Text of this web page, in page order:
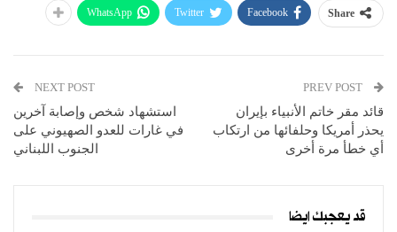
Share
Facebook
Twitter
WhatsApp
قائد مقر خاتم الأنبياء بإيران
يحذر أمريكا وحلفائها من ارتكاب
أي خطأ مرة أخرى
NEXT POST
استشهاد شخص وإصابة آخرين
في غارات للعدو الصهيوني على
الجنوب اللبناني
قد يعجبك ايضا